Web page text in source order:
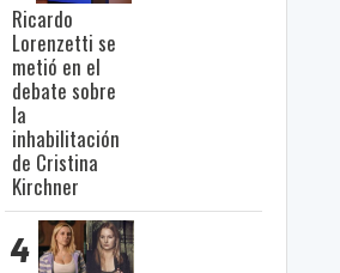
Ricardo
Lorenzetti se
metió en el
debate sobre
la
inhabilitación
de Cristina
Kirchner
4